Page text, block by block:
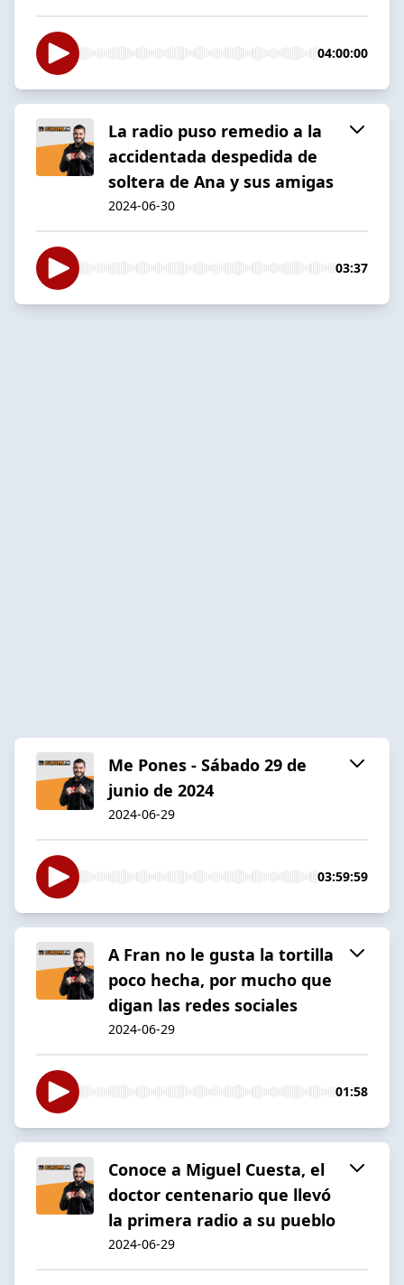
04:00:00
La radio puso remedio a la
accidentada despedida de
soltera de Ana y sus amigas
2024-06-30
03:37
Me Pones - Sábado 29 de
junio de 2024
2024-06-29
03:59:59
A Fran no le gusta la tortilla
poco hecha, por mucho que
digan las redes sociales
2024-06-29
01:58
Conoce a Miguel Cuesta, el
doctor centenario que llevó
la primera radio a su pueblo
2024-06-29